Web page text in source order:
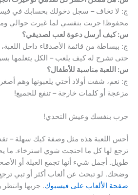
ج: لا تخاف – سجل دخولك بحسابك في
محفوظ! جربت بنفسي لما غيرت جوالي
س: كيف أرسل دعوة لعب لصديقي؟
ج: ببساطة من قائمة الأصدقاء داخل
حتى تشرح له كيف يلعب – الكل يتعلمها
س: اللعبة مناسبة للأطفال؟
ج: نعم، شفت أولاد أختي يلعبونها وهم
مزعجة أو كلمات خارجة – تنفع للجميع!
جرب بنفسك وعيش التحدي!
أحس اللعبة هذه مثل وصفة كيك سهلة –
ترجع لها كل ما احتجت شوي استرخاء. ما
طويل. أجمل شيء أنها تجمع العيلة أو
وضحك. لو تبحث عن ألعاب أكثر أو تبي
صفحة الألعاب على فيسبوك. جربها